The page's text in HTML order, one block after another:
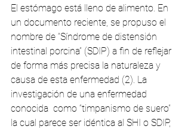
El estómago está lleno de alimento. En
un documento reciente, se propuso el
nombre de “Síndrome de distensión
intestinal porcina” (SDIP) a fin de reflejar
de forma más precisa la naturaleza y
causa de esta enfermedad (2). La
investigación de una enfermedad
conocida  como “timpanismo de suero”
la cual parece ser idéntica al SHI o SDIP,